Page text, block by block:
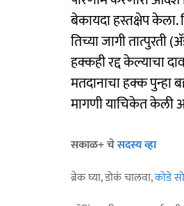
बेकायदा हस्तक्षेप
तिच्या जागी
हक्कही रद्द केल्याचा
मतदानाचा हक्क पुन्हा
मागणी याचिकेत केली
सकाळ+ चेसदस्य व्हा
ब्रेक घ्या, डोकं चालवा,कोडे